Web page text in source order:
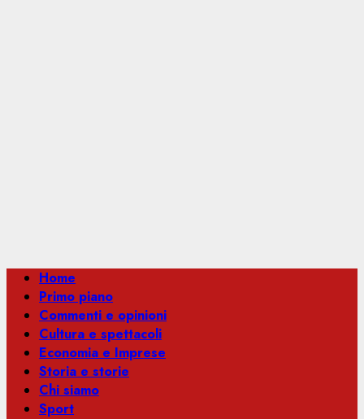
Menu
principale
Home
Primo piano
Commenti e opinioni
Cultura e spettacoli
Economia e Imprese
Storia e storie
Chi siamo
Sport